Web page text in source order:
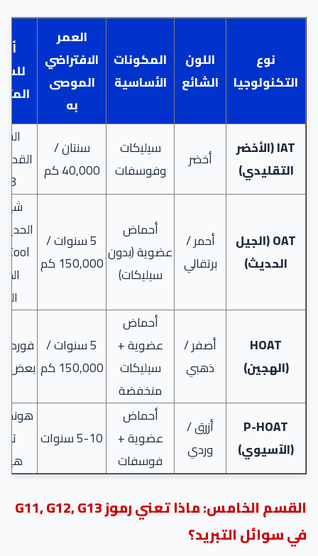
نوع
التكنولوجيا
اللون
الشائع
المكونات
الأساسية
العمر
الافتراضي
الموصى
به
IAT (الأخضر
التقليدي)
أخضر
سيليكات
وفوسفات
سنتان /
40,000 كم
OAT (الجيل
الحديث)
أحمر /
برتقالي
أحماض
عضوية (بدون
سيليكات)
5 سنوات /
150,000 كم
HOAT
(الهجين)
أصفر /
ذهبي
أحماض
عضوية +
سيليكات
منخفضة
5 سنوات /
150,000 كم
فورد،
بعض
P-HOAT
(الآسيوي)
أزرق /
وردي
أحماض
عضوية +
فوسفات
5-10 سنوات
القسم الخامس: ماذا تعني رموز G11, G12, G13
في سوائل التبريد؟